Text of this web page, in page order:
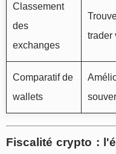
Classement
des
exchanges
trader
Comparatif de
wallets
Fiscalité crypto :